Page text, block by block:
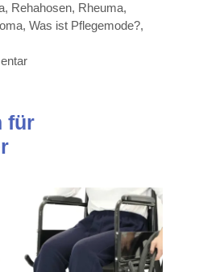
, Rehahosen, Rheuma,
, Was ist Pflegemode?,
für